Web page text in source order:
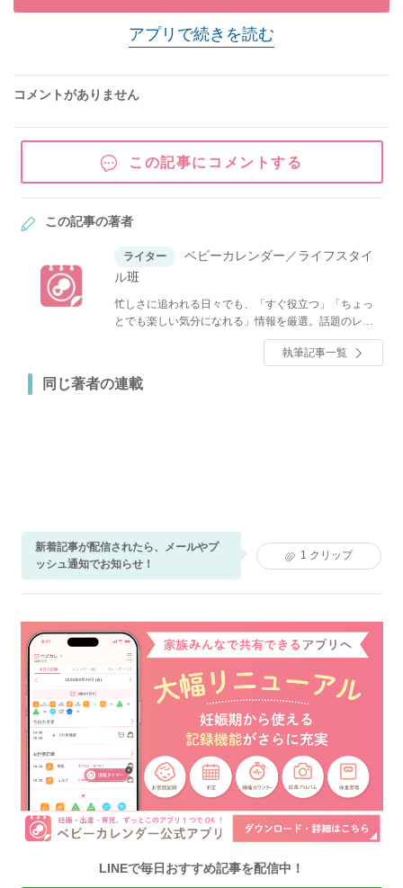
アプリで続きを読む
コメントがありません
この記事にコメントする
この記事の著者
ライター
ベビーカレンダー／ライフスタイ
ル班
忙しさに追われる日々でも、「すぐ役立つ」「ちょっ
とでも楽しい気分になれる」情報を厳選。話題のレシ
ピやグルメ、人気のショップ情報、ファッション、イ
ンテリア・収納、節約・マネーなど、くらしに関する
します！
執筆記事一覧
同じ著者の連載
新着記事が配信されたら、メールやプ
ッシュ通知でお知らせ！
1 クリップ
LINEで毎日おすすめ記事を配信中！